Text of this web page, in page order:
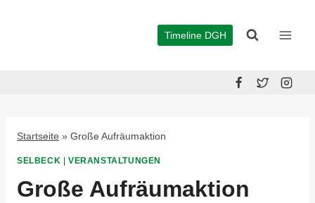
Timeline DGH
Startseite » Große Aufräumaktion
SELBECK VERANSTALTUNGEN
Große Aufräumaktion